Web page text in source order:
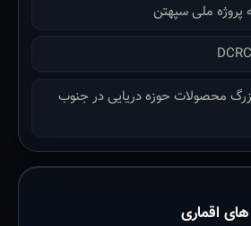
پروژه ملی سپهتن
محصولات حوزه دریایی در جنوب
اقماری